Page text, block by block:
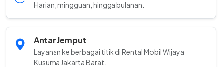
Harian, mingguan, hingga bulanan.
Antar Jemput
Layanan ke berbagai titik di Rental Mobil Wijaya
Kusuma Jakarta Barat.